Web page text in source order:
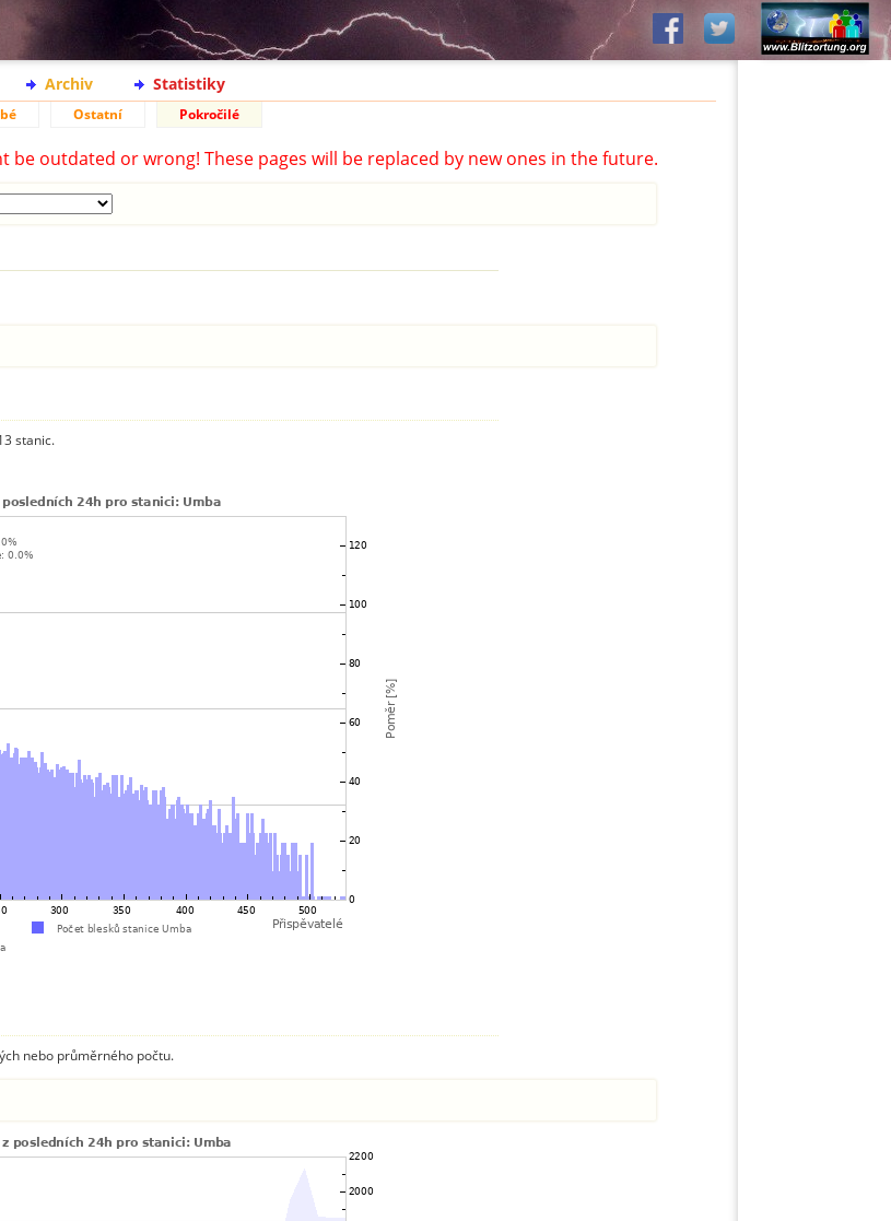
Archiv Statistiky
Ostatní Pokročilé
outdated or wrong! These pages will be replaced by new ones in the future.
stanic.
nebo průměrného počtu.